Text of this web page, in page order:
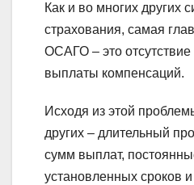
Как и во многих других
страхования, самая
ОСАГО – это отсутствие
выплаты компенсаций.
Исходя из этой
других – длительный
сумм выплат,
установленных сроков